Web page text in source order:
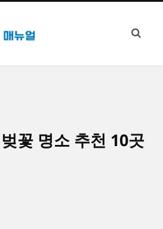
꽃 명소 추천 10곳